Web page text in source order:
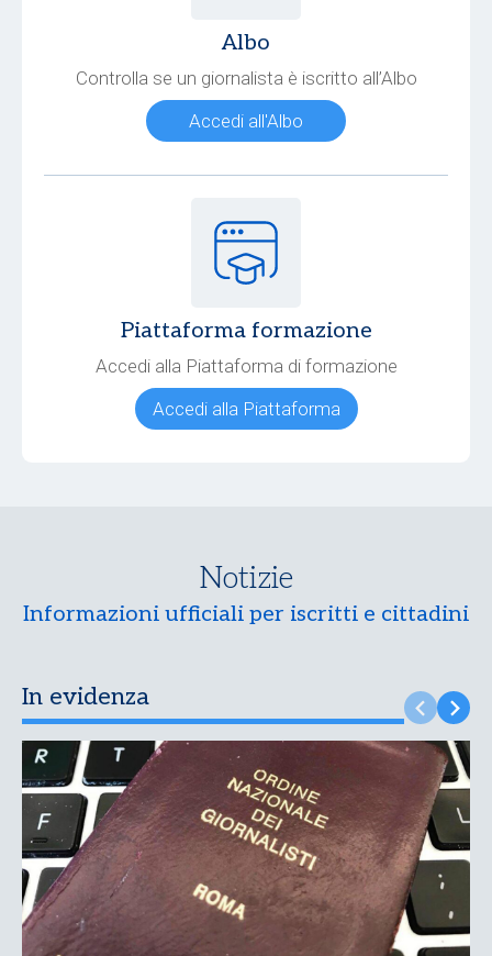
Albo
Controlla se un giornalista è iscritto all’Albo
Accedi all'Albo
Piattaforma formazione
Accedi alla Piattaforma di formazione
Accedi alla Piattaforma
Notizie
Informazioni ufficiali per iscritti e cittadini
In evidenza